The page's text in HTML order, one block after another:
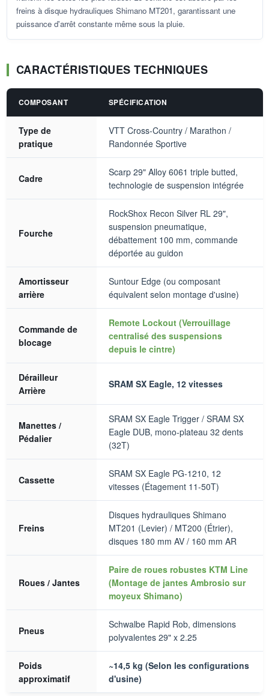
freins à disque hydrauliques Shimano MT201, garantissant une
puissance d'arrêt constante même sous la pluie.
CARACTÉRISTIQUES TECHNIQUES
COMPOSANT SPÉCIFICATION
Type de
pratique
VTT Cross-Country / Marathon /
Randonnée Sportive
Cadre
Scarp 29" Alloy 6061 triple butted,
technologie de suspension intégrée
Fourche
RockShox Recon Silver RL 29",
suspension pneumatique,
débattement 100 mm, commande
déportée au guidon
Amortisseur
arrière
Suntour Edge (ou composant
équivalent selon montage d'usine)
Commande de
blocage
Remote Lockout (Verrouillage
centralisé des suspensions
depuis le cintre)
Dérailleur
Arrière
SRAM SX Eagle, 12 vitesses
Manettes /
Pédalier
SRAM SX Eagle Trigger / SRAM SX
Eagle DUB, mono-plateau 32 dents
(32T)
Cassette
SRAM SX Eagle PG-1210, 12
vitesses (Étagement 11-50T)
Freins
Disques hydrauliques Shimano
MT201 (Levier) / MT200 (Étrier),
disques 180 mm AV / 160 mm AR
Roues / Jantes
Paire de roues robustes KTM Line
(Montage de jantes Ambrosio sur
moyeux Shimano)
Pneus
Schwalbe Rapid Rob, dimensions
polyvalentes 29" x 2.25
Poids
approximatif
~14,5 kg (Selon les configurations
d'usine)